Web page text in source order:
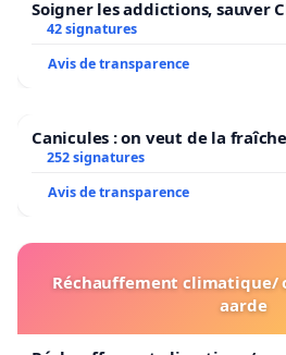
Soigner les addictions, sauver
42 signatures
Avis de transparence
Canicules : on veut de la
252 signatures
Avis de transparence
Réchauffement climatique/
aarde